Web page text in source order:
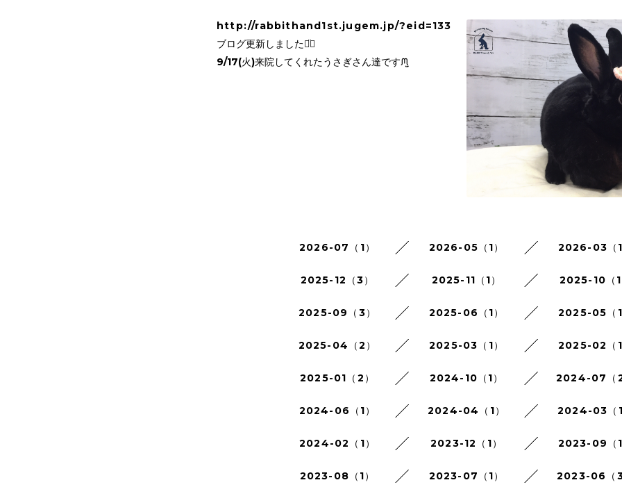
http://rabbithand1st.jugem.jp/?eid=133
ブログ更新しました⌄̈⃝
9/17(火)来院してくれたうさぎさん達ですᙏ̤̫
2026-07（1） 2026-05（1） 2026-03（1
2025-12（3） 2025-11（1） 2025-10（1
2025-09（3） 2025-06（1） 2025-05（1
2025-04（2） 2025-03（1） 2025-02（1
2025-01（2） 2024-10（1） 2024-07（2
2024-06（1） 2024-04（1） 2024-03（1
2024-02（1） 2023-12（1） 2023-09（1
2023-08（1） 2023-07（1） 2023-06（3